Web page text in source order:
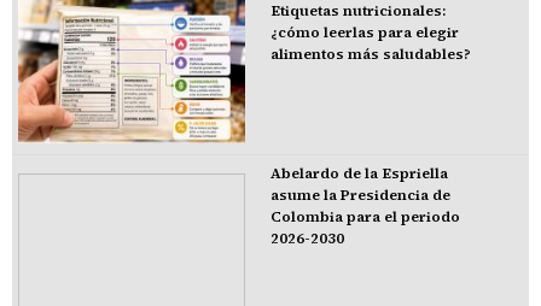
Etiquetas nutricionales:
¿cómo leerlas para elegir
alimentos más saludables?
Abelardo de la Espriella
asume la Presidencia de
Colombia para el periodo
2026-2030